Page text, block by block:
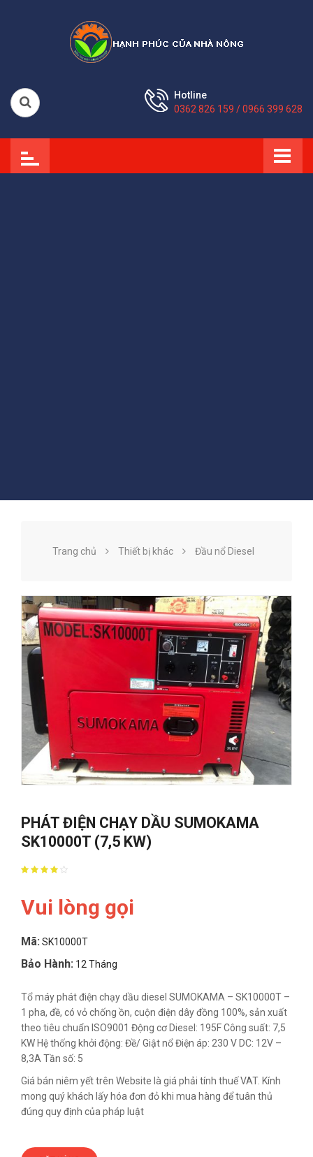
Hotline
0362 826 159 / 0966 399 628
Trang chủ Thiết bị khác Đầu nổ Diesel
PHÁT ĐIỆN CHẠY DẦU SUMOKAMA
SK10000T (7,5 KW)
Vui lòng gọi
Mã: SK10000T
Bảo Hành: 12 Tháng
Tổ máy phát điện chạy dầu diesel SUMOKAMA – SK10000T –
1 pha, đề, có vỏ chống ồn, cuộn điện dây đồng 100%, sản xuất
theo tiêu chuẩn ISO9001 Động cơ Diesel: 195F Công suất: 7,5
KW Hệ thống khởi động: Đề/ Giật nổ Điện áp: 230 V DC: 12V –
8,3A Tần số: 5
Giá bán niêm yết trên Website là giá phải tính thuế VAT. Kính
mong quý khách lấy hóa đơn đỏ khi mua hàng để tuân thủ
đúng quy định của pháp luật